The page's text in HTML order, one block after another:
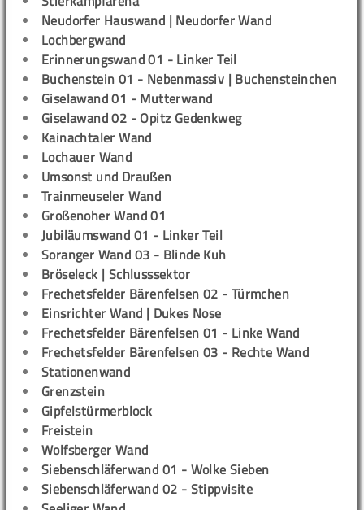
Neudorfer Hauswand | Neudorfer Wand
Lochbergwand
Erinnerungswand 01 - Linker Teil
Buchenstein 01 - Nebenmassiv | Buchensteinchen
Giselawand 01 - Mutterwand
Giselawand 02 - Opitz Gedenkweg
Kainachtaler Wand
Lochauer Wand
Umsonst und Draußen
Trainmeuseler Wand
Großenoher Wand 01
Jubiläumswand 01 - Linker Teil
Soranger Wand 03 - Blinde Kuh
Bröseleck | Schlusssektor
Frechetsfelder Bärenfelsen 02 - Türmchen
Einsrichter Wand | Dukes Nose
Frechetsfelder Bärenfelsen 01 - Linke Wand
Frechetsfelder Bärenfelsen 03 - Rechte Wand
Stationenwand
Grenzstein
Gipfelstürmerblock
Freistein
Wolfsberger Wand
Siebenschläferwand 01 - Wolke Sieben
Siebenschläferwand 02 - Stippvisite